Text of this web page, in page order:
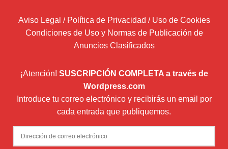
Aviso Legal / Política de Privacidad / Uso de Cookies
Condiciones de Uso y Normas de Publicación de
Anuncios Clasificados
¡Atención! SUSCRIPCIÓN COMPLETA a través de
Wordpress.com
Introduce tu correo electrónico y recibirás un email por
cada entrada que publiquemos.
Dirección
de